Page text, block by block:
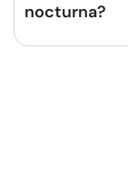
nocturna?